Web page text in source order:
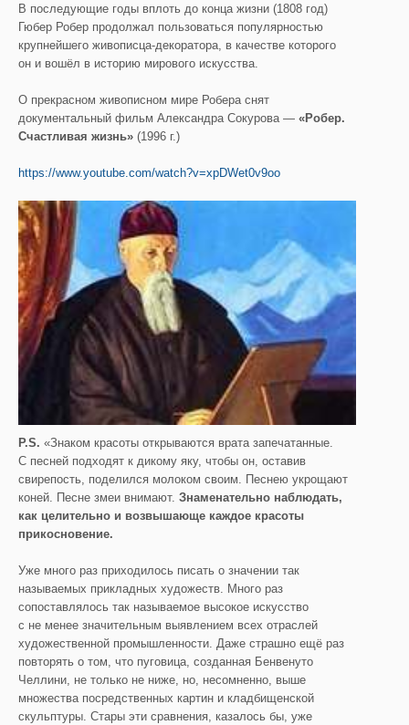
В последующие годы вплоть до конца жизни (1808 год)
Гюбер Робер продолжал пользоваться популярностью
крупнейшего живописца-декоратора, в качестве которого
он и вошёл в историю мирового искусства.
О прекрасном живописном мире Робера снят
документальный фильм Александра Сокурова — «Робер.
Счастливая жизнь» (1996 г.)
https://www.youtube.com/watch?v=xpDWet0v9oo
P.S. «Знаком красоты открываются врата запечатанные.
С песней подходят к дикому яку, чтобы он, оставив
свирепость, поделился молоком своим. Песнею укрощают
коней. Песне змеи внимают. Знаменательно наблюдать,
как целительно и возвышающе каждое красоты
прикосновение.
Уже много раз приходилось писать о значении так
называемых прикладных художеств. Много раз
сопоставлялось так называемое высокое искусство
с не менее значительным выявлением всех отраслей
художественной промышленности. Даже страшно ещё раз
повторять о том, что пуговица, созданная Бенвенуто
Челлини, не только не ниже, но, несомненно, выше
множества посредственных картин и кладбищенской
скульптуры. Стары эти сравнения, казалось бы, уже